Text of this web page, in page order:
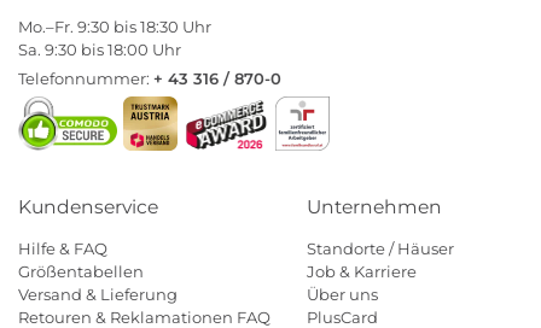
Mo.–Fr. 9:30 bis 18:30 Uhr
Sa. 9:30 bis 18:00 Uhr
Telefonnummer: + 43 316 / 870-0
Kundenservice
Hilfe & FAQ
Größentabellen
Versand & Lieferung
Retouren & Reklamationen FAQ
Unternehmen
Standorte / Häuser
Job & Karriere
Über uns
PlusCard